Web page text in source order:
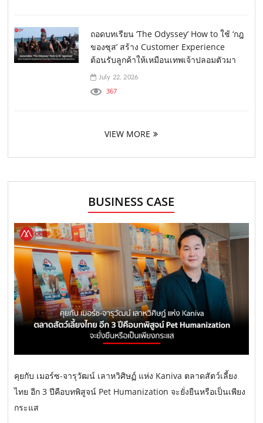
ถอดบทเรียน ‘The Odyssey’ How to ใช้ ‘กฎ
ของซุส’ สร้าง Customer Experience
ต้อนรับลูกค้าให้เหมือนเทพเจ้าปลอมตัวมา
July 22, 2026
367
VIEW MORE
BUSINESS CASE
คุยกับ เมอร์ซ-จารุวัฒน์ เลาหวิศิษฏ์ แห่ง Kaniva ตลาดสัตว์เลี้ยง
ไทย อีก 3 ปีคือบทพิสูจน์ Pet Humanization จะยั่งยืนหรือเป็นเพียง
กระแส